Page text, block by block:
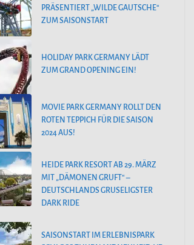
PRÄSENTIERT „WILDE GAUTSCHE“
ZUM SAISONSTART
HOLIDAY PARK GERMANY LÄDT
ZUM GRAND OPENING EIN!
MOVIE PARK GERMANY ROLLT DEN
ROTEN TEPPICH FÜR DIE SAISON
2024 AUS!
HEIDE PARK RESORT AB 29. MÄRZ
MIT „DÄMONEN GRUFT“ –
DEUTSCHLANDS GRUSELIGSTER
DARK RIDE
SAISONSTART IM ERLEBNISPARK